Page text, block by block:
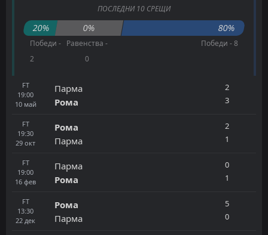
ПОСЛЕДНИ 10 СРЕЩИ
20% 0% 80%
Победи -
2
Равенства -
0
Победи - 8
FT
19:00
10 май
Парма
Рома
2
3
FT
19:30
29 окт
Рома
Парма
2
1
FT
19:00
16 фев
Парма
Рома
0
1
FT
13:30
22 дек
Рома
Парма
5
0